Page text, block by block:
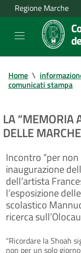
Regione Marche
Home \
comunicati stampa
LA “MEMORIA
DELLE MARCHE
Incontro “per
inaugurazione
dell’artista
l’esposizione
scolastico
ricerca
“Ricordare la Shoah
non per un solo